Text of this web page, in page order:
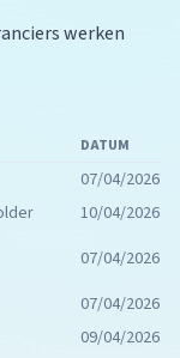
werken
DATUM
07/04/2026
10/04/2026
07/04/2026
07/04/2026
09/04/2026